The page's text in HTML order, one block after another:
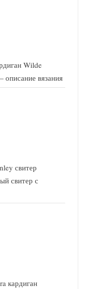
Wilde
вязания
свитер
свитер с
кардиган